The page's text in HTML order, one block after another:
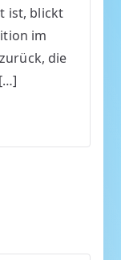
ist, blickt
im
die